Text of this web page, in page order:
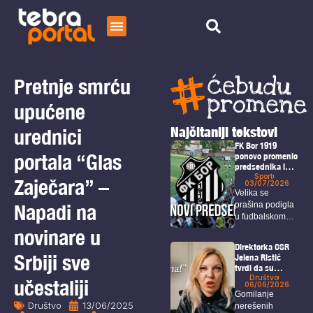
Čitaj
O nama
Pretnje smrću
upućene
urednici
portala “Glas
Zaječara” –
Napadi na
novinare u
Srbiji sve
učestaliji
Društvo
13/06/2025
Najčitaniji tekstovi
FK Bor 1919
ponovo promenio
predsednika i
rukovodstvo
kluba
Sport
03/07/2026
Velika se
prašina podigla
u fudbalskom
Direktorka CSR
Jelena Ristić
tvrdi da su
navodi o čekanju
rešenja za isplatu
neistiniti –
Održan protest
Društvo
06/06/2026
Gomilanje
nerešenih